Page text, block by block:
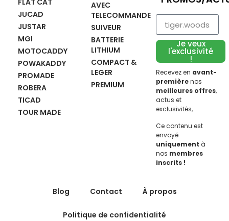
FLAT CAT
JUCAD
JUSTAR
MGI
MOTOCADDY
POWAKADDY
PROMADE
ROBERA
TICAD
TOUR MADE
AVEC
TELECOMMANDE
SUIVEUR
BATTERIE
LITHIUM
COMPACT &
LEGER
PREMIUM
Je veux
l'exclusivité
!
Recevez en avant-
premièrenos
meilleures offres,
actus et
exclusivités,
Ce contenu est
envoyé
uniquement à
nos membres
inscrits !
Blog Contact À propos
Politique de confidentialité